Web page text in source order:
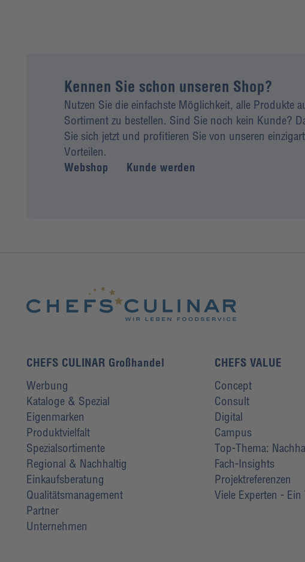
Kennen Sie schon unseren Shop?
Nutzen Sie die einfachste Möglichkeit, alle Produkte
Sortiment zu bestellen. Sind Sie noch kein Kunde?
Sie sich jetzt und profitieren Sie von unseren
Vorteilen.
Webshop
Kunde werden
CHEFS CULINAR Großhandel
Werbung
Kataloge & Spezial
Eigenmarken
Produktvielfalt
Spezialsortimente
Regional & Nachhaltig
Einkaufsberatung
Qualitätsmanagement
Partner
Unternehmen
CHEFS VALUE
Concept
Consult
Digital
Campus
Top-Thema:
Fach-Insights
Projektreferenzen
Viele Experten - Ein